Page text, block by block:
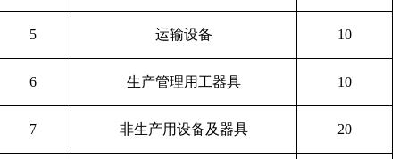
5 运输设备 10
6 生产管理用工器具 10
7 非生产用设备及器具 20